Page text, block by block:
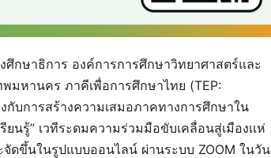
กษาธิการ องค์การการศึกษาวิทยาศาสตร์และ
มหานคร ภาคีเพื่อการศึกษาไทย (TEP:
กับการสร้างความเสมอภาคทางการศึกษาใน
ยนรู้” เวทีระดมความร่วมมือขับเคลื่อนสู่เมืองเเห่
ดขึ้นในรูปแบบออนไลน์ ผ่านระบบ ZOOM ในวัน